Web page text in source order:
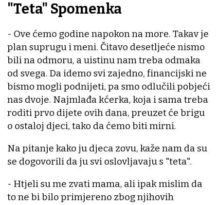
"Teta" Spomenka
- Ove ćemo godine napokon na more. Takav je
plan suprugu i meni. Čitavo desetljeće nismo
bili na odmoru, a uistinu nam treba odmaka
od svega. Da idemo svi zajedno, financijski ne
bismo mogli podnijeti, pa smo odlučili pobjeći
nas dvoje. Najmlađa kćerka, koja i sama treba
roditi prvo dijete ovih dana, preuzet će brigu
o ostaloj djeci, tako da ćemo biti mirni.
Na pitanje kako ju djeca zovu, kaže nam da su
se dogovorili da ju svi oslovljavaju s "teta".
- Htjeli su me zvati mama, ali ipak mislim da
to ne bi bilo primjereno zbog njihovih